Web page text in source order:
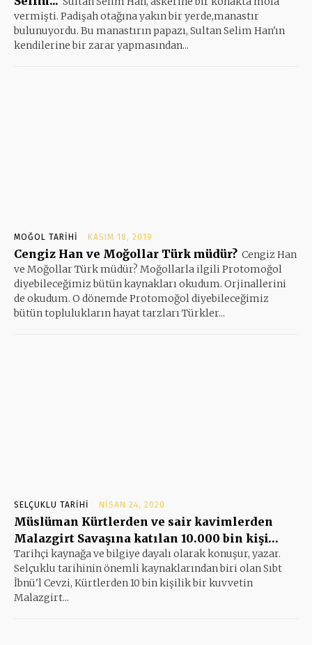
vermişti. Padişah otağına yakın bir yerde,manastır
bulunuyordu. Bu manastırın papazı, Sultan Selim Han'ın
kendilerine bir zarar yapmasından...
MOĞOL TARIHI KASIM 18, 2019
Cengiz Han ve Moğollar Türk müdür? Cengiz Han
ve Moğollar Türk müdür? Moğollarla ilgili Protomoğol
diyebileceğimiz bütün kaynakları okudum. Orjinallerini
de okudum. O dönemde Protomoğol diyebileceğimiz
bütün toplulukların hayat tarzları Türkler...
SELÇUKLU TARIHI NISAN 24, 2020
Müslüman Kürtlerden ve sair kavimlerden
Malazgirt Savaşına katılan 10.000 bin kişi…
Tarihçi kaynağa ve bilgiye dayalı olarak konuşur, yazar.
Selçuklu tarihinin önemli kaynaklarından biri olan Sıbt
İbnü'l Cevzi, Kürtlerden 10 bin kişilik bir kuvvetin
Malazgirt...